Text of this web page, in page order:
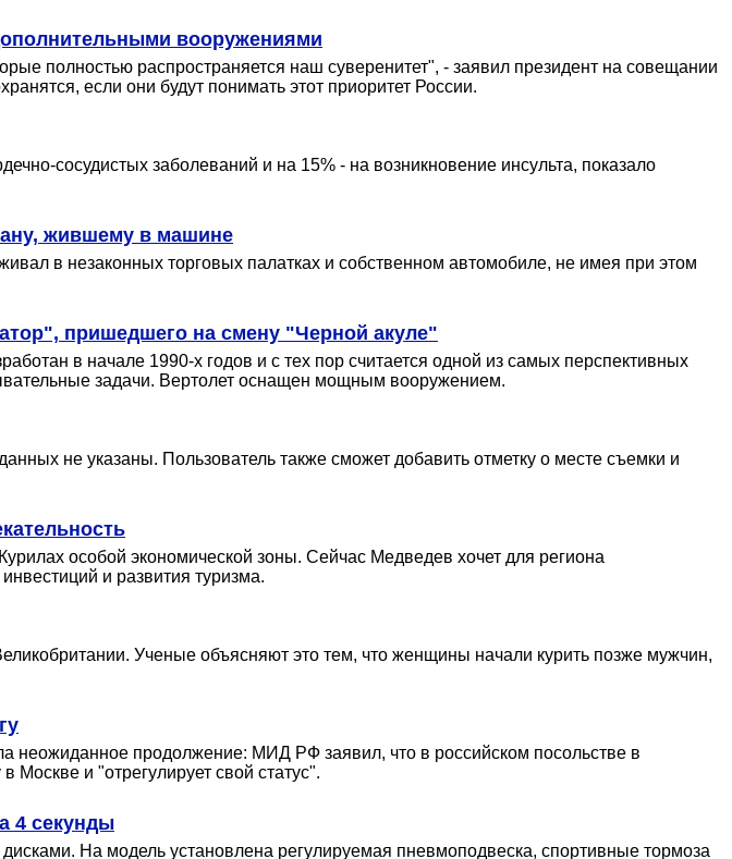
вооружениями
полностью распространяется наш суверенитет", - заявил президент на совещании
если они будут понимать этот приоритет России.
сосудистых заболеваний и на 15% - на возникновение инсульта, показало
жившему в машине
в незаконных торговых палатках и собственном автомобиле, не имея при этом
пришедшего на смену "Черной акуле"
в начале 1990-х годов и с тех пор считается одной из самых перспективных
задачи. Вертолет оснащен мощным вооружением.
не указаны. Пользователь также сможет добавить отметку о месте съемки и
особой экономической зоны. Сейчас Медведев хочет для региона
и развития туризма.
Ученые объясняют это тем, что женщины начали курить позже мужчин,
неожиданное продолжение: МИД РФ заявил, что в российском посольстве в
Москве и "отрегулирует свой статус".
4 секунды
На модель установлена регулируемая пневмоподвеска, спортивные тормоза